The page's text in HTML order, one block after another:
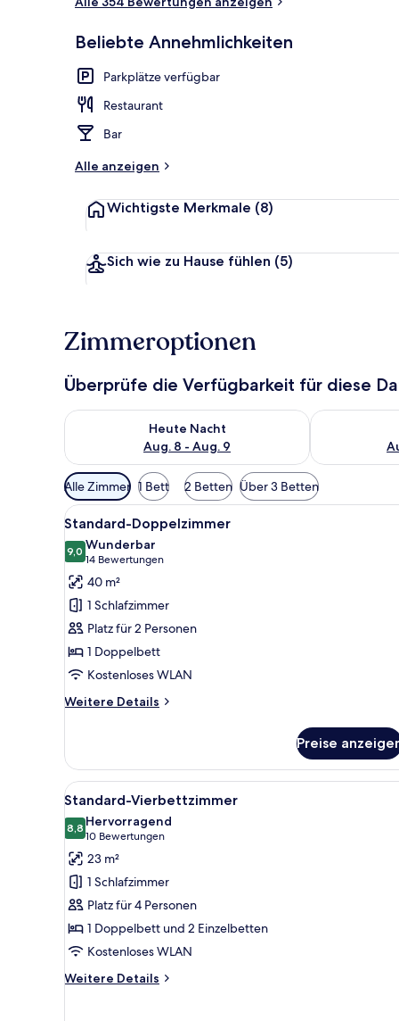
Beliebte Annehmlichkeiten
Parkplätze verfügbar
Restaurant
Bar
Alle anzeigen
Wichtigste Merkmale (8)
Sich wie zu Hause fühlen (5)
Zimmeroptionen
Überprüfe die Verfügbarkeit für diese
Heute Nacht
Aug. 8 - Aug. 9
Überprüfe die Verfügbarkeit für heute Nacht, Aug. 8
Überprüfe
Verfügbare
Filter
für
Zimmer
Alle Zimmer 1 Bett 2 Betten Über 3 Betten
Alle
Fotos
für
Standard-
Doppelzimmer
anzeigen
Ein Hotelzimmer mit einem
6
Standard-Doppelzimmer
9,09,0 von 10
Wunderbar
14 Bewertungen
(14
Bewertungen)
40 m²
1 Schlafzimmer
Platz für 2 Personen
1 Doppelbett
Kostenloses WLAN
Weitere Details
Weitere
Doppelzimmer
Preise
Alle
Fotos
für
Standard-
Vierbettzimmer
anzeigen
Ein Hotelzimmer mit zwei
6
Standard-Vierbettzimmer
8,88,8 von 10
Hervorragend
10 Bewertungen
(10
Bewertungen)
23 m²
1 Schlafzimmer
Platz für 4 Personen
1 Doppelbett und 2 Einzelbetten
Kostenloses WLAN
Weitere Details
Weitere